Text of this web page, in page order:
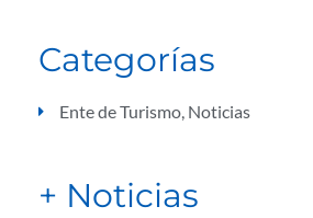
Categorías
Ente de Turismo, Noticias
+ Noticias